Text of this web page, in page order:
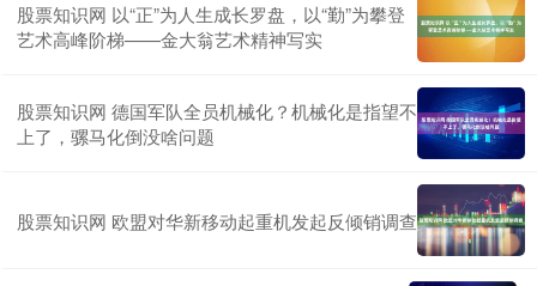
股票知识网 以“正”为人生成长罗盘，以“勤”为攀登
艺术高峰阶梯——金大翁艺术精神写实
股票知识网 德国军队全员机械化？机械化是指望不
上了，骡马化倒没啥问题
股票知识网 欧盟对华新移动起重机发起反倾销调查